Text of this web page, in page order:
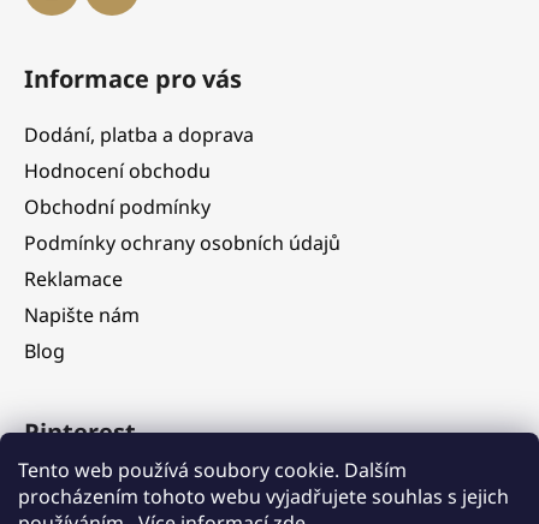
Tento web používá soubory cookie. Dalším
procházením tohoto webu vyjadřujete souhlas s jejich
Informace pro vás
Dodání, platba a doprava
Hodnocení obchodu
Obchodní podmínky
Podmínky ochrany osobních údajů
Reklamace
Napište nám
Blog
Pinterest